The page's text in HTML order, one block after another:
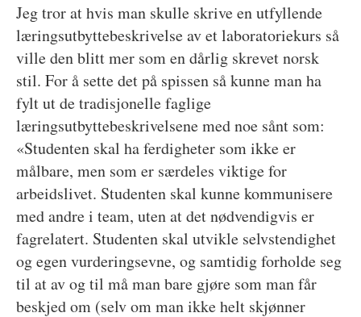
Jeg tror at hvis man skulle skrive en utfyllende
læringsutbyttebeskrivelse av et laboratoriekurs så
ville den blitt mer som en dårlig skrevet norsk
stil. For å sette det på spissen så kunne man ha
fylt ut de tradisjonelle faglige
læringsutbyttebeskrivelsene med noe sånt som:
«Studenten skal ha ferdigheter som ikke er
målbare, men som er særdeles viktige for
arbeidslivet. Studenten skal kunne kommunisere
med andre i team, uten at det nødvendigvis er
fagrelatert. Studenten skal utvikle selvstendighet
og egen vurderingsevne, og samtidig forholde seg
til at av og til må man bare gjøre som man får
beskjed om (selv om man ikke helt skjønner